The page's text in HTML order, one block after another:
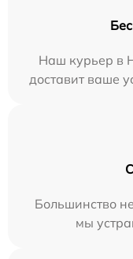
Наш курьер в
доставит ваше
Большинство
мы